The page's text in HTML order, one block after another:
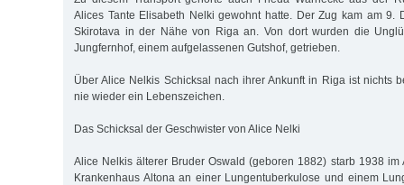
Alices Tante Elisabeth Nelki gewohnt hatte. Der Zug kam am 9.
Skirotava in der Nähe von Riga an. Von dort wurden die
Jungfernhof, einem aufgelassenen Gutshof, getrieben.
Über Alice Nelkis Schicksal nach ihrer Ankunft in Riga ist nichts
nie wieder ein Lebenszeichen.
Das Schicksal der Geschwister von Alice Nelki
Alice Nelkis älterer Bruder Oswald (geboren 1882) starb 1938 im
Krankenhaus Altona an einer Lungentuberkulose und einem